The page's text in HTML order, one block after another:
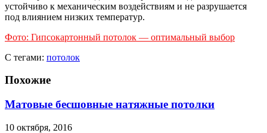
устойчиво к механическим воздействиям и не разрушается
под влиянием низких температур.
Фото: Гипсокартонный потолок — оптимальный выбор
С тегами: потолок
Похожие
Матовые бесшовные натяжные потолки
10 октября, 2016